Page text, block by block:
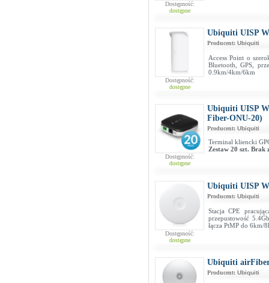
Dostępność:
dostępne
Dostępność:
dostępne
Ubiquiti UISP
Producent: Ubiquiti
Access Point o
Bluetooth, GPS,
0.9km/4km/6km
Dostępność:
dostępne
Ubiquiti UISP
Fiber-ONU-20)
Producent: Ubiquiti
Terminal kliencki
Zestaw 20 szt. Brak
Dostępność:
dostępne
Ubiquiti UISP
Producent: Ubiquiti
Stacja CPE
przepustowość
łącza PtMP do 6km/
Ubiquiti
Producent: Ubiquiti